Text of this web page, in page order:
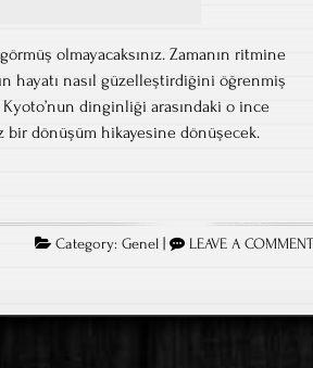
olmayacaksınız. Zamanın ritmine
hayatı nasıl güzelleştirdiğini öğrenmiş
dinginliği arasındaki o ince
bir dönüşüm hikayesine dönüşecek.
Category:Genel | LEAVE A